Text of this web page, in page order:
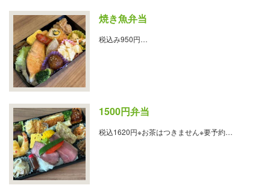
焼き魚弁当
税込み950円…
1500円弁当
税込1620円※お茶はつきません※要予約…